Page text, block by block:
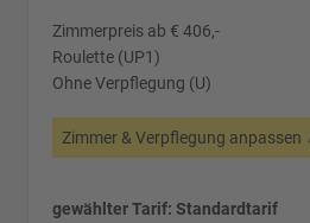
Zimmerpreis ab € 406,-
Roulette (UP1)
Ohne Verpflegung (U)
Zimmer & Verpflegung anpassen
gewählter Tarif: Standardtarif